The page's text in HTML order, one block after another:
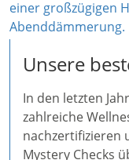
Unsere
In den letzten
zahlreiche
nachzertifizieren
Mystery Checks